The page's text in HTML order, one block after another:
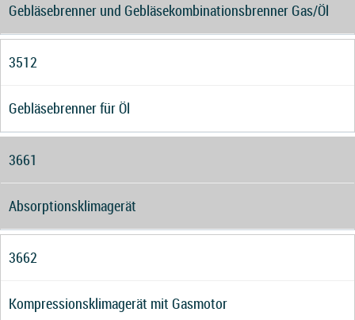
Gebläsebrenner und Gebläsekombinationsbrenner Gas/Öl
3512
Gebläsebrenner für Öl
3661
Absorptionsklimagerät
3662
Kompressionsklimagerät mit Gasmotor